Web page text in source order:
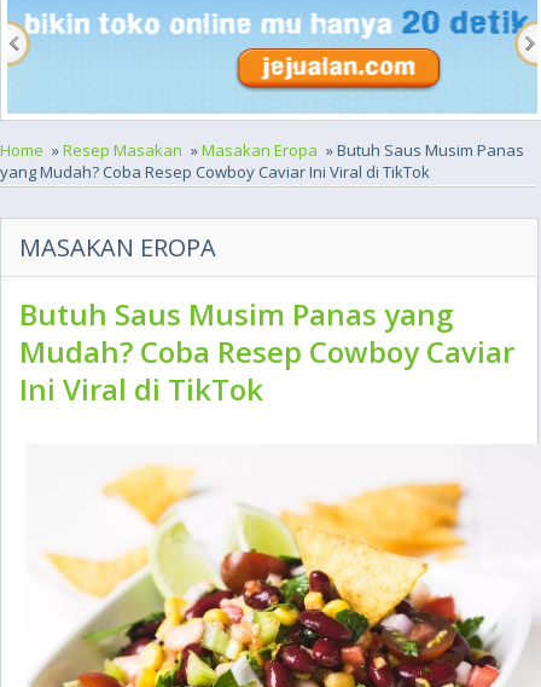
Home »Resep Masakan »Masakan Eropa » Butuh Saus Musim Panas
yang Mudah? Coba Resep Cowboy Caviar Ini Viral di TikTok
MASAKAN EROPA
Butuh Saus Musim Panas yang
Mudah? Coba Resep Cowboy Caviar
Ini Viral di TikTok